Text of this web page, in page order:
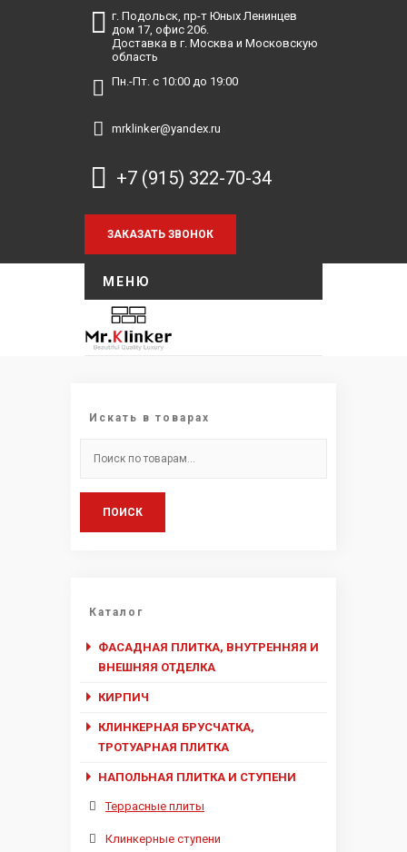
г. Подольск, пр-т Юных Ленинцев
дом 17, офис 206.
Доставка в г. Москва и Московскую
область
Пн.-Пт. с 10:00 до 19:00
mrklinker@yandex.ru
+7 (915) 322-70-34
МЕНЮ
Искать в товарах
ПОИСК
Каталог
ФАСАДНАЯ ПЛИТКА, ВНУТРЕННЯЯ И
ВНЕШНЯЯ ОТДЕЛКА
КИРПИЧ
КЛИНКЕРНАЯ БРУСЧАТКА,
ТРОТУАРНАЯ ПЛИТКА
НАПОЛЬНАЯ ПЛИТКА И СТУПЕНИ
Террасные плиты
Клинкерные ступени